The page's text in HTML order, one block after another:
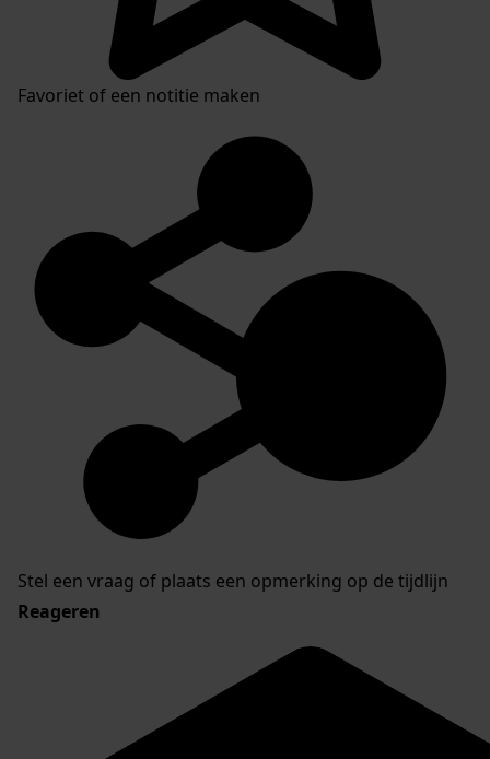
Favoriet of een notitie maken
Stel een vraag of plaats een opmerking op de tijdlijn
Reageren